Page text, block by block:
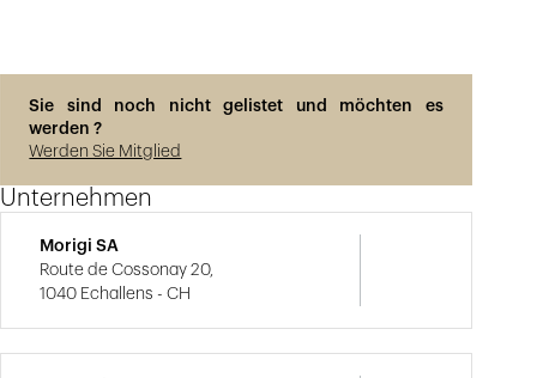
Sie sind noch nicht gelistet und möchten es
werden ?
Werden Sie Mitglied
Unternehmen
Morigi SA
Route de Cossonay 20,
1040 Echallens - CH